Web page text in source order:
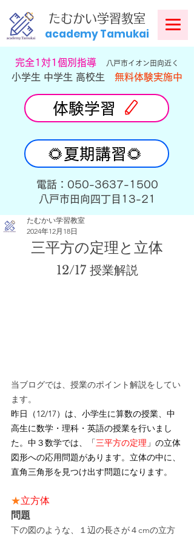
​たむかい学習教室
academy Tamukai
​完全1対1個別指導 八戸市イオン田向近く
小学生 中学生 高校生 無料体験実施中
体験学習
🌻夏期講習🌻
​電話：050-3637-1500
​八戸市田向四丁目13-21
たむかい学習教室
2024年12月18日
三平方の定理と立体
12/17 授業解説
当ブログでは、授業のポイント解説をしてい
ます。
昨日（12/17）は、小学生に算数の授業、中
高生に数学・理科・英語の授業を行いまし
た。中３数学では、「三平方の定理 」の立体
図形への応用問題があります。立体の中に、
直角三角形を見つけ出す問題になります。
★立方体
問題
下の図のような、１辺の長さが４cmの立方